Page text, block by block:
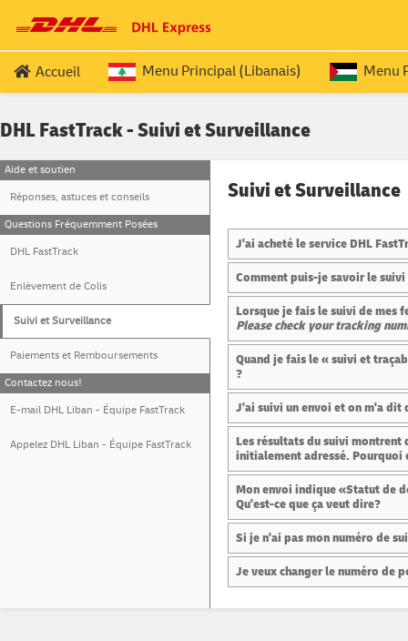
Accueil Menu Principal (Libanais)
Passeport (RETURN
)
Menu
DHL FastTrack - Suivi et Surveillance
Aide et soutien
Réponses, astuces et conseils
Questions Fréquemment Posées
DHL FastTrack
Enlèvement de Colis
Suivi et Surveillance
Paiements et Remboursements
Contactez nous!
E-mail DHL Liban - Équipe FastTrack
Appelez DHL Liban - Équipe FastTrack
Suivi et Surveillance
J'ai acheté le service DHL
Comment puis-je savoir le
Lorsque je fais le suivi de mes
Please check your tracking
Quand je fais le « suivi et
?
J'ai suivi un envoi et on m'a dit
Les résultats du suivi
initialement adressé. Pourquoi
Mon envoi indique «Statut de
Qu'est-ce que ça veut dire?
Si je n'ai pas mon numéro de
Je veux changer le numéro de